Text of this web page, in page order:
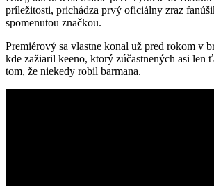
príležitosti, prichádza prvý oficiálny zraz
spomenutou značkou.
Premiérový sa vlastne konal už pred rokom v
kde zažiaril keeno, ktorý zúčastnených asi len
tom, že niekedy robil barmana.